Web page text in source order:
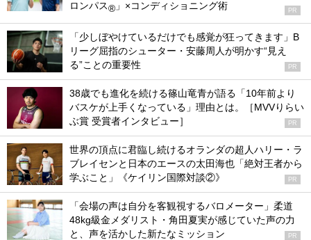
ロンパス® 」×コンディショニング術 PR
「少しぼやけているだけでも感覚が狂ってきます」B
リーグ屈指のシューター・安藤周人が明かす“見え
る”ことの重要性
PR
38歳でも進化を続ける篠山竜青が語る「10年前より
バスケが上手くなっている」理由とは。［MVVりらい
ぶ賞 受賞者インタビュー］
PR
世界の頂点に君臨し続けるオランダの超人ハリー・ラ
ブレイセンと日本のエースの太田海也「絶対王者から
学ぶこと」《ケイリン国際対談②》
PR
「会場の声は自分を客観視するバロメーター」柔道
48kg級金メダリスト・角田夏実が感じていた声の力
と、声を活かした新たなミッション
PR